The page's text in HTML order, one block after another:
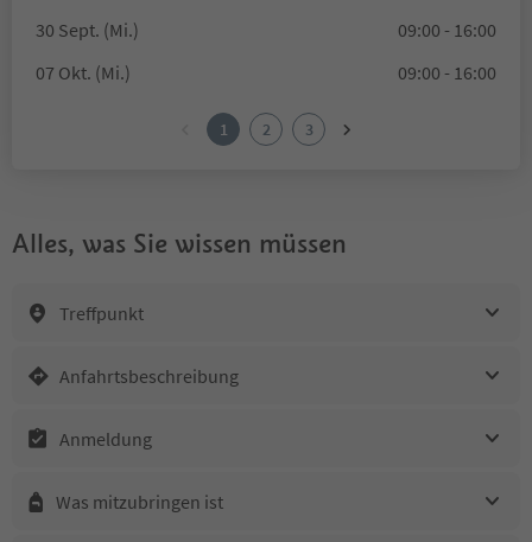
30 Sept. (Mi.)
09:00 - 16:00
07 Okt. (Mi.)
09:00 - 16:00
1 2 3
Alles, was Sie wissen müssen
Treffpunkt
Anfahrtsbeschreibung
Anmeldung
Was mitzubringen ist